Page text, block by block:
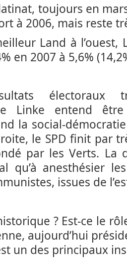
toujours en
à 2006, mais reste
Land à
en 2007 à 5,6%
électoraux
Linke entend
la social-
le SPD finit par
par les Verts. La
qu’à anesthésier
issues de
? Est-ce le
aujourd’hui
un des principaux